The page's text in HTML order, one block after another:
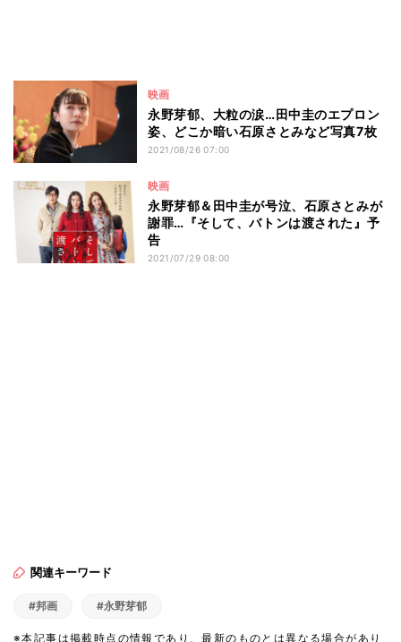
映画
永野芽郁、大粒の涙…田中圭のエプロン
姿、どこか暗い石原さとみなど写真7枚
2021/08/26 07:00
映画
永野芽郁＆田中圭が号泣、石原さとみが
謝罪…『そして、バトンは渡された』予
告
2021/07/29 08:00
関連キーワード
#邦画 #永野芽郁
※本記事は掲載時点の情報であり、最新のものとは異なる場合があり